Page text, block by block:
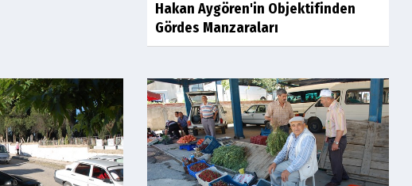
Hakan Aygören'in Objektifinden
Gördes Manzaraları